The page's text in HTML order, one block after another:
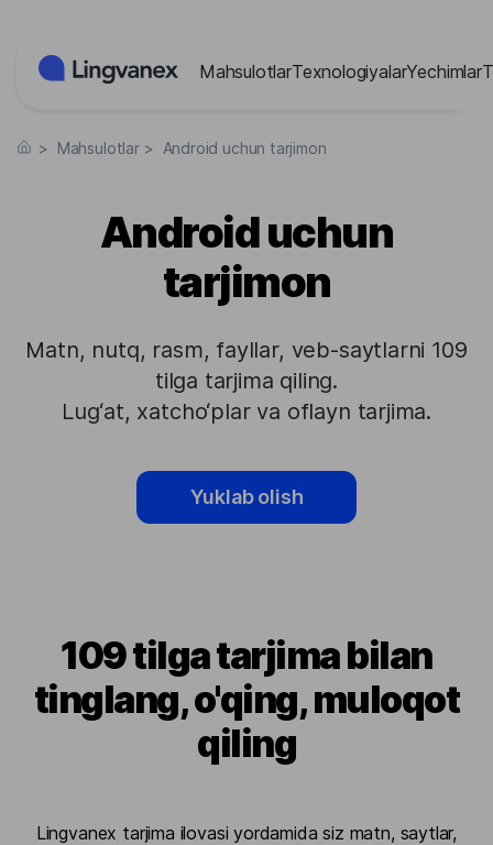
MahsulotlarTexnologiyalarYechimlar
> Mahsulotlar > Android uchun tarjimon
Android uchun
tarjimon
Matn, nutq, rasm, fayllar, veb-saytlarni 109
tilga tarjima qiling.
Lug‘at, xatcho‘plar va oflayn tarjima.
Yuklab olish
109 tilga tarjima bilan
tinglang, o'qing, muloqot
qiling
Lingvanex tarjima ilovasi yordamida siz matn, saytlar,